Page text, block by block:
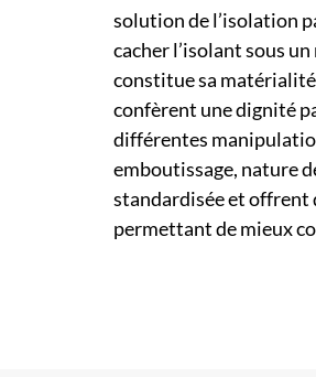
solution de l’isolation
cacher l’isolant sous
constitue sa
confèrent une dignité
différentes
emboutissage, nature
standardisée et offrent
permettant de mieux